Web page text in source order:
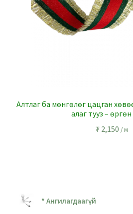
Алтлаг ба мөнгөлөг цацган
алаг тууз – өргөн
₮2,150 / м
* Ангилагдаагүй